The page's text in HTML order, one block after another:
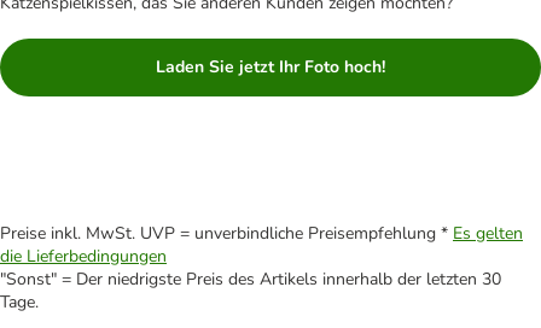
Laden Sie jetzt Ihr Foto hoch!
Preise inkl. MwSt. UVP = unverbindliche Preisempfehlung * Es gelten
die Lieferbedingungen
"Sonst" = Der niedrigste Preis des Artikels innerhalb der letzten 30
Tage.